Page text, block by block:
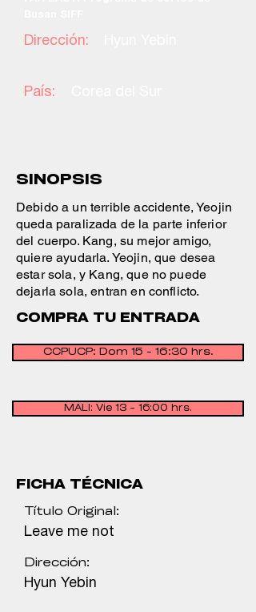
Dirección:
País:
SINOPSIS
Debido a un terrible accidente, Yeojin
queda paralizada de la parte inferior
del cuerpo. Kang, su mejor amigo,
quiere ayudarla. Yeojin, que desea
estar sola, y Kang, que no puede
dejarla sola, entran en conflicto.
COMPRA TU ENTRADA
CCPUCP: Dom 15 - 16:30 hrs.
MALI: Vie 13 - 16:00 hrs.
FICHA TÉCNICA
Título Original:
Leave me not
Dirección:
Hyun Yebin